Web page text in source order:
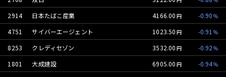
2914
日本たばこ産業 4166.00
-0.90
4751
サイバーエージェント 1023.50
-0.91
8253
クレディセゾン 3532.00
-0.92
1801
大成建設 6905.00
-0.94